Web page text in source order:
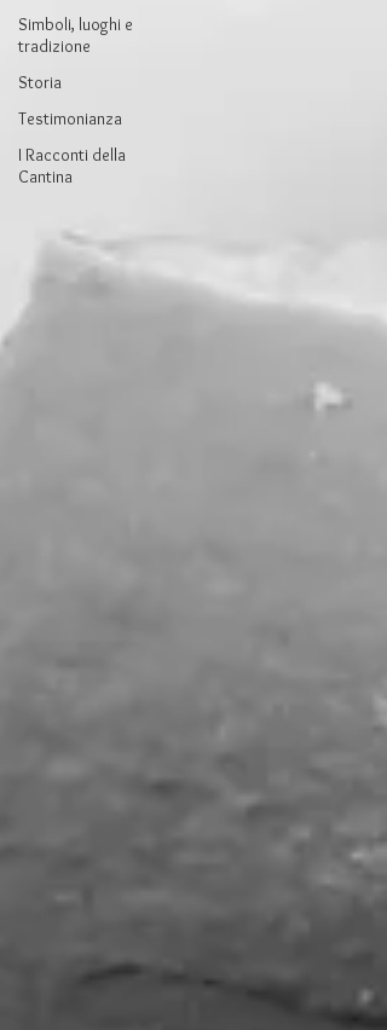
Simboli, luoghi e
tradizione
Storia
Testimonianza
I Racconti della
Cantina